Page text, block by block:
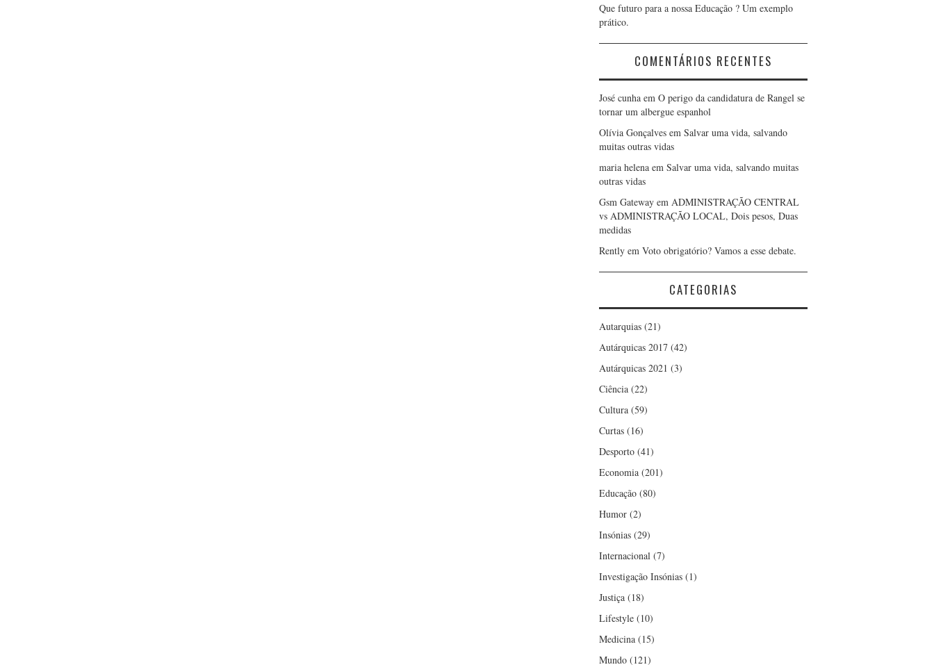
Que futuro para a nossa Educação ? Um exemplo
prático.
COMENTÁRIOS RECENTES
José cunha em O perigo da candidatura de Rangel se
tornar um albergue espanhol
Olívia Gonçalves em Salvar uma vida, salvando
muitas outras vidas
maria helena em Salvar uma vida, salvando muitas
outras vidas
Gsm Gateway em ADMINISTRAÇÃO CENTRAL
vs ADMINISTRAÇÃO LOCAL, Dois pesos, Duas
medidas
Rently em Voto obrigatório? Vamos a esse debate.
CATEGORIAS
Autarquias (21)
Autárquicas 2017 (42)
Autárquicas 2021 (3)
Ciência (22)
Cultura (59)
Curtas (16)
Desporto (41)
Economia (201)
Educação (80)
Humor (2)
Insónias (29)
Internacional (7)
Investigação Insónias (1)
Justiça (18)
Lifestyle (10)
Medicina (15)
Mundo (121)